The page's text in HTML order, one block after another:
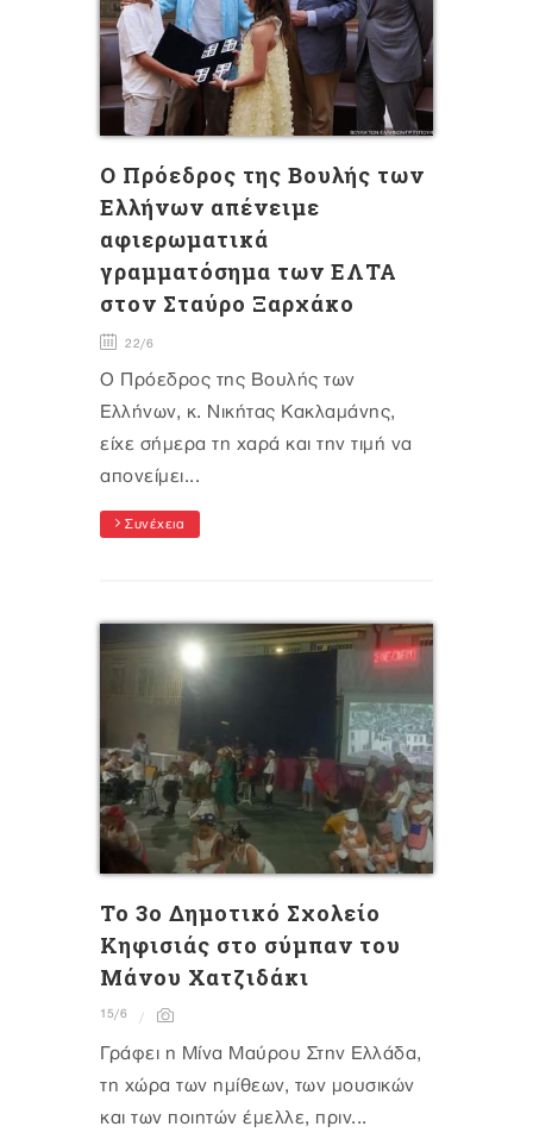
Ο Πρόεδρος της Βουλής των
Ελλήνων απένειμε
αφιερωματικά
γραμματόσημα των ΕΛΤΑ
στον Σταύρο Ξαρχάκο
22/6
Ο Πρόεδρος της Βουλής των
Ελλήνων, κ. Νικήτας Κακλαμάνης,
είχε σήμερα τη χαρά και την τιμή να
απονείμει...
Συνέχεια
Το 3ο Δημοτικό Σχολείο
Κηφισιάς στο σύμπαν του
Μάνου Χατζιδάκι
15/6
Γράφει η Μίνα Μαύρου Στην Ελλάδα,
τη χώρα των ημίθεων, των μουσικών
και των ποιητών έμελλε, πριν...